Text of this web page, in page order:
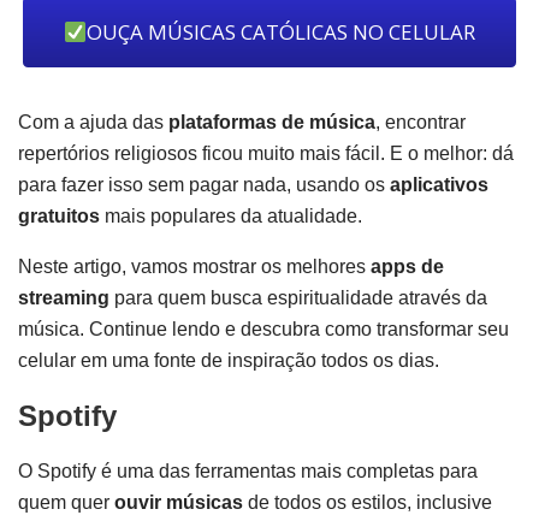
OUÇA MÚSICAS CATÓLICAS NO CELULAR
Com a ajuda das plataformas de música, encontrar
repertórios religiosos ficou muito mais fácil. E o melhor: dá
para fazer isso sem pagar nada, usando os aplicativos
gratuitos mais populares da atualidade.
Neste artigo, vamos mostrar os melhores apps de
streaming para quem busca espiritualidade através da
música. Continue lendo e descubra como transformar seu
celular em uma fonte de inspiração todos os dias.
Spotify
O Spotify é uma das ferramentas mais completas para
quem quer ouvir músicas de todos os estilos, inclusive